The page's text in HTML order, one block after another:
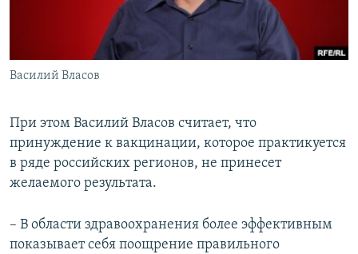
Василий Власов
При этом Василий Власов считает, что
принуждение к вакцинации, которое практикуется
в ряде российских регионов, не принесет
желаемого результата.
– В области здравоохранения более эффективным
показывает себя поощрение правильного